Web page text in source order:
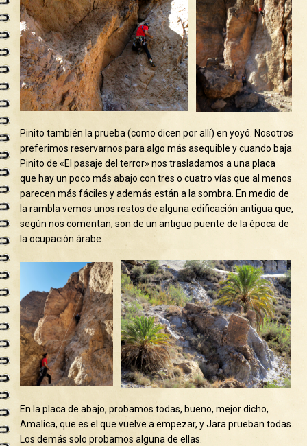
Pinito también la prueba (como dicen por allí) en yoyó. Nosotros
preferimos reservarnos para algo más asequible y cuando baja
Pinito de «El pasaje del terror» nos trasladamos a una placa
que hay un poco más abajo con tres o cuatro vías que al menos
parecen más fáciles y además están a la sombra. En medio de
la rambla vemos unos restos de alguna edificación antigua que,
según nos comentan, son de un antiguo puente de la época de
la ocupación árabe.
En la placa de abajo, probamos todas, bueno, mejor dicho,
Amalica, que es el que vuelve a empezar, y Jara prueban todas.
Los demás solo probamos alguna de ellas.